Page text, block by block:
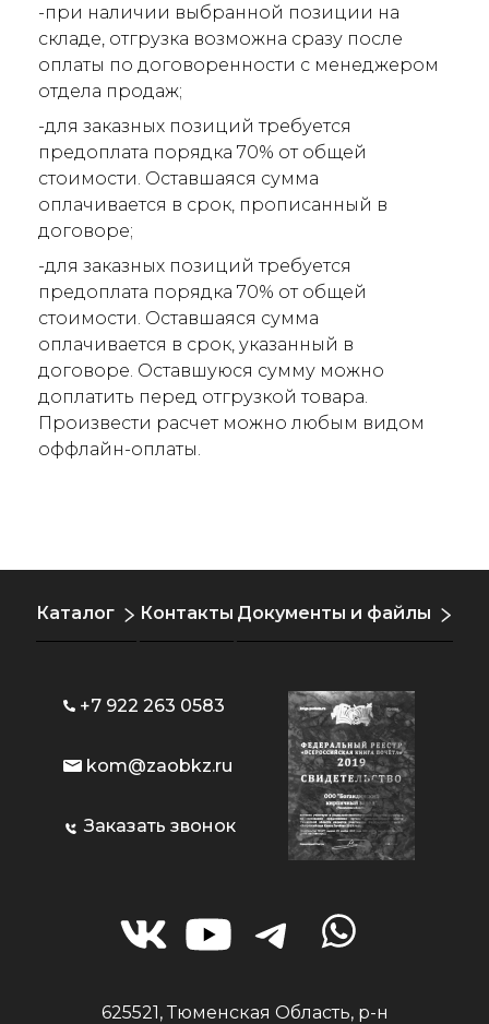
-при наличии выбранной позиции на
складе, отгрузка возможна сразу после
оплаты по договоренности с менеджером
отдела продаж;
-для заказных позиций требуется
предоплата порядка 70% от общей
стоимости. Оставшаяся сумма
оплачивается в срок, прописанный в
договоре;
-для заказных позиций требуется
предоплата порядка 70% от общей
стоимости. Оставшаяся сумма
оплачивается в срок, указанный в
договоре. Оставшуюся сумму можно
доплатить перед отгрузкой товара.
Произвести расчет можно любым видом
оффлайн-оплаты.
Каталог Контакты Документы и файлы
+7 922 263 0583
kom@zaobkz.ru
Заказать звонок
625521, Тюменская Область, р-н